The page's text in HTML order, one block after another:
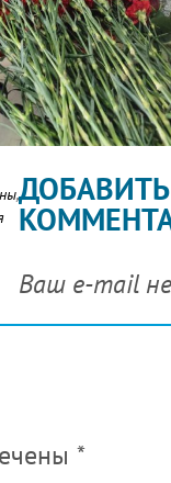
,ДОБАВИТЬ
Ваш e-mail
*